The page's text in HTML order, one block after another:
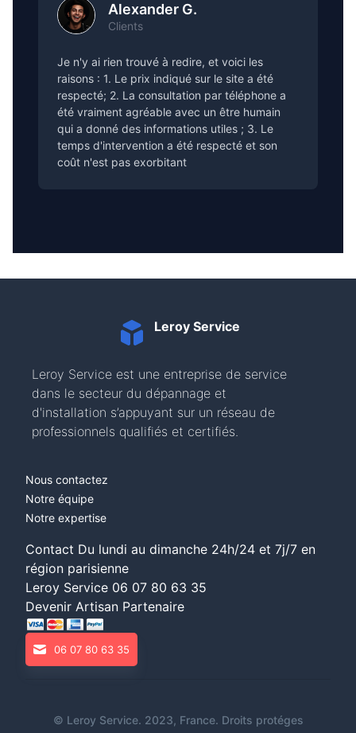
Alexander G.
Clients
Je n'y ai rien trouvé à redire, et voici les
raisons : 1. Le prix indiqué sur le site a été
respecté; 2. La consultation par téléphone a
été vraiment agréable avec un être humain
qui a donné des informations utiles ; 3. Le
temps d'intervention a été respecté et son
coût n'est pas exorbitant
Leroy Service
Leroy Service est une entreprise de service
dans le secteur du dépannage et
d'installation s’appuyant sur un réseau de
professionnels qualifiés et certifiés.
Nous contactez
Notre équipe
Notre expertise
Contact Du lundi au dimanche 24h/24 et 7j/7 en
région parisienne
Leroy Service 06 07 80 63 35
Devenir Artisan Partenaire
06 07 80 63 35
© Leroy Service. 2023, France. Droits protéges